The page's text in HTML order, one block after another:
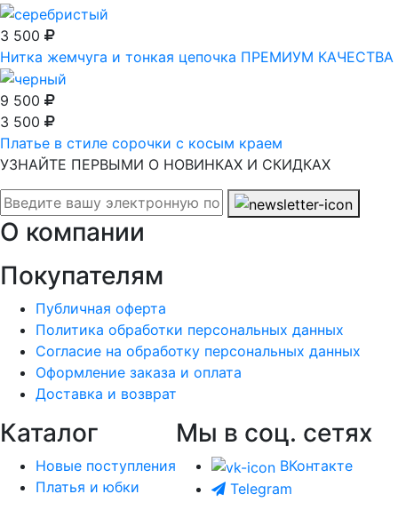
3 500
Нитка жемчуга и тонкая цепочка ПРЕМИУМ КАЧЕСТВА
9 500
3 500
Платье в стиле сорочки с косым краем
УЗНАЙТЕ ПЕРВЫМИ О НОВИНКАХ И СКИДКАХ
О компании
Покупателям
Публичная оферта
Политика обработки персональных данных
Согласие на обработку персональных данных
Оформление заказа и оплата
Доставка и возврат
Каталог
Новые поступления
Платья и юбки
Мы в соц. сетях
ВКонтакте
Telegram